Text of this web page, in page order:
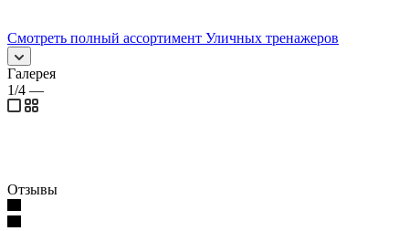
Смотреть полный ассортимент Уличных тренажеров
Галерея
1/4 —
Отзывы